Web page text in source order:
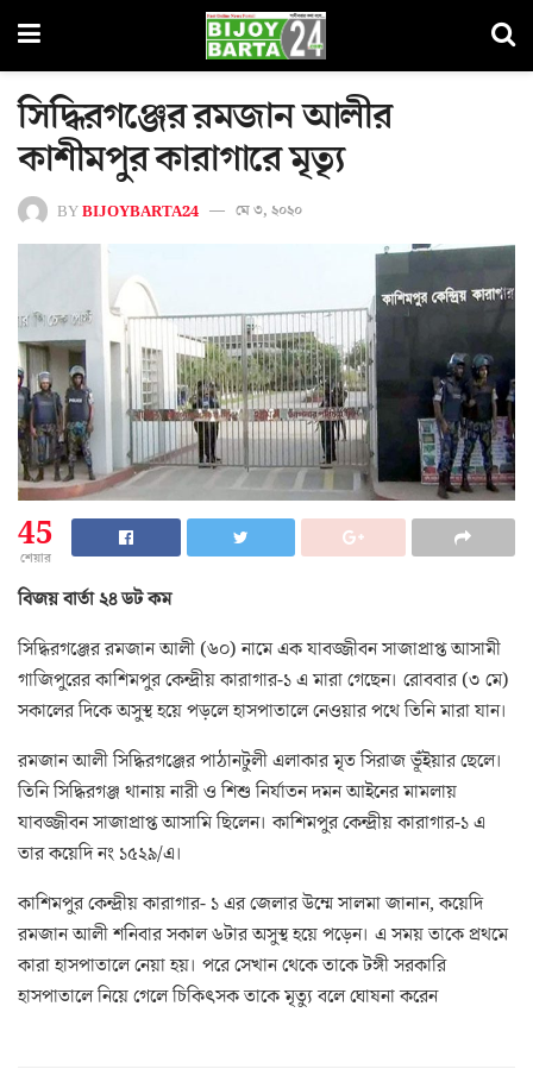
সিদ্ধিরগঞ্জের রমজান আলীর
কাশীমপুর কারাগারে মৃত্যৃ
BYBIJOYBARTA24 মে ৩, ২০২০
45
শেয়ার
বিজয় বার্তা ২৪ ডট কম
সিদ্ধিরগঞ্জের রমজান আলী (৬০) নামে এক যাবজ্জীবন সাজাপ্রাপ্ত আসামী
গাজিপুরের কাশিমপুর কেন্দ্রীয় কারাগার-১ এ মারা গেছেন। রোববার (৩ মে)
সকালের দিকে অসুস্থ হয়ে পড়লে হাসপাতালে নেওয়ার পথে তিনি মারা যান।
রমজান আলী সিদ্ধিরগঞ্জের পাঠানটুলী এলাকার মৃত সিরাজ ভূঁইয়ার ছেলে।
তিনি সিদ্ধিরগঞ্জ থানায় নারী ও শিশু নির্যাতন দমন আইনের মামলায়
যাবজ্জীবন সাজাপ্রাপ্ত আসামি ছিলেন। কাশিমপুর কেন্দ্রীয় কারাগার-১ এ
তার কয়েদি নং ১৫২৯/এ।
কাশিমপুর কেন্দ্রীয় কারাগার- ১ এর জেলার উম্মে সালমা জানান, কয়েদি
রমজান আলী শনিবার সকাল ৬টার অসুস্থ হয়ে পড়েন। এ সময় তাকে প্রথমে
কারা হাসপাতালে নেয়া হয়। পরে সেখান থেকে তাকে টঙ্গী সরকারি
হাসপাতালে নিয়ে গেলে চিকিৎসক তাকে মৃত্যু বলে ঘোষনা করেন